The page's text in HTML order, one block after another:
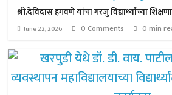
श्री.देविदास हगवणे यांचा गरजु विद्यार्थ्यांच्या
June 22, 2026 0 Comments 0 min